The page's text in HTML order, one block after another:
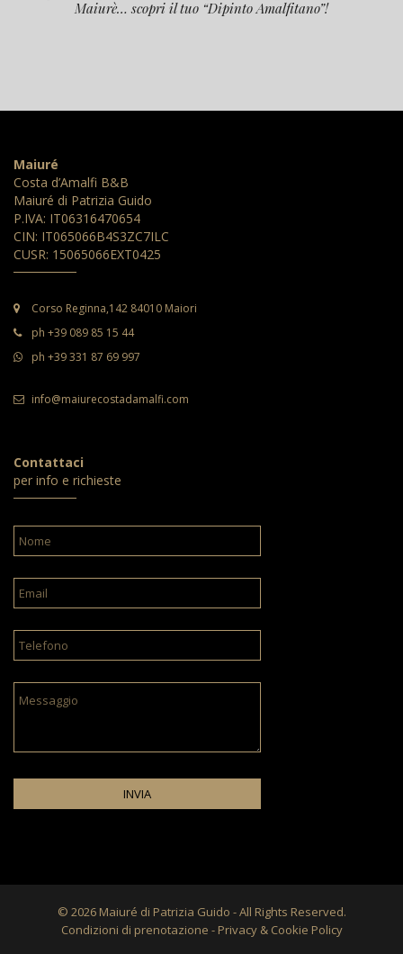
Maiurè… scopri il tuo “Dipinto Amalfitano”!
Maiuré
Costa d’Amalfi B&B
Maiuré di Patrizia Guido
P.IVA: IT06316470654
CIN: IT065066B4S3ZC7ILC
CUSR: 15065066EXT0425
Corso Reginna,142 84010 Maiori
ph +39 089 85 15 44
ph +39 331 87 69 997
info@maiurecostadamalfi.com
Contattaci
per info e richieste
© 2026 Maiuré di Patrizia Guido - All Rights Reserved.
Condizioni di prenotazione - Privacy & Cookie Policy